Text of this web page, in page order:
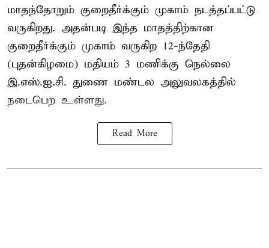
மாதந்தோறும் குறைதீர்க்கும் முகாம் நடத்தப்பட்டு
வருகிறது. அதன்படி இந்த மாதத்திற்கான
குறைதீர்க்கும் முகாம் வருகிற 12-ந்தேதி
(புதன்கிழமை) மதியம் 3 மணிக்கு நெல்லை
இ.எஸ்.ஐ.சி. துணை மண்டல அலுவலகத்தில்
நடைபெற உள்ளது.
Read More